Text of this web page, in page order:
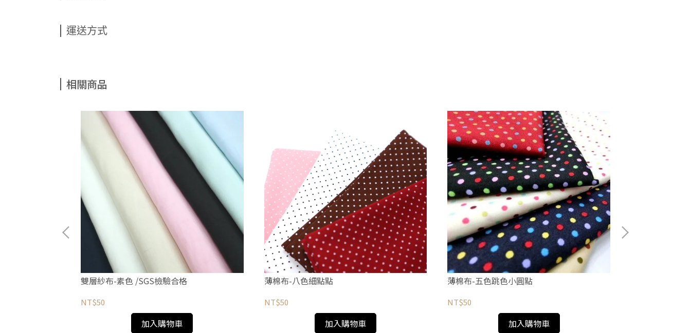
運送方式
相關商品
雙層紗布-素色 /SGS檢驗合格
NT$50
加入購物車
薄棉布-八色細點點
NT$50
加入購物車
薄棉布-五色跳色小圓點
NT$50
加入購物車